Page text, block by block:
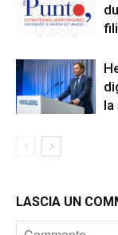
la
LASCIA UN